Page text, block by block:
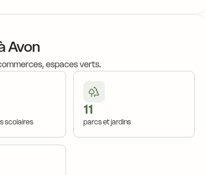
Avon
espaces verts.
scolaires
11
parcs et jardins